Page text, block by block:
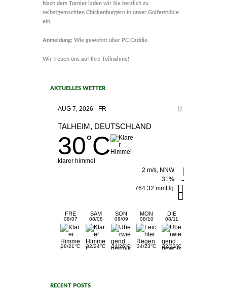
Nach dem Turnier laden wir Sie herzlich zu
selbstgemachten Chickenburgern in unser Golferstüble
ein.
Anmeldung: Wie gewohnt über PC Caddie.
Wir freuen uns auf Ihre Teilnahme!
AKTUELLES WETTER
AUG 7, 2026 - FR
TALHEIM, DEUTSCHLAND
30°C
klarer himmel
2 m/s, NNW
31%
764.32 mmHg
FRE
08/07
SAM
08/08
SON
08/09
MON
08/10
DIE
08/11
28/21°C 32/24°C 34/26°C 34/23°C 32/22°C
RECENT POSTS